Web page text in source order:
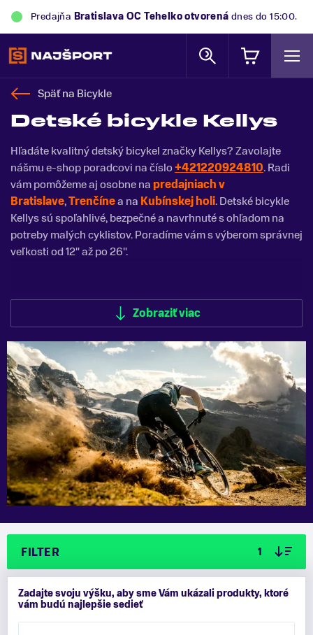
Predajňa Trek Flagship Store Bratislava otvorená dnes
do 15:00.
Späť na Bicykle
Detské bicykle Kellys
Hľadáte kvalitný detský bicykel značky Kellys? Zavolajte
nášmu e-shop poradcovi na číslo+421220924810. Radi
vám pomôžeme aj osobne na predajniach v
Bratislave,Trenčínea na Kubínskej holi. Detské bicykle
Kellys sú spoľahlivé, bezpečné a navrhnuté s ohľadom na
potreby malých cyklistov. Poradíme vám s výberom správnej
veľkosti od 12" až po 26".
Zobraziť viac
Zobraziť menej
FILTER 1
Zadajte svoju výšku, aby sme Vám ukázali produkty, ktoré
vám budú najlepšie sedieť